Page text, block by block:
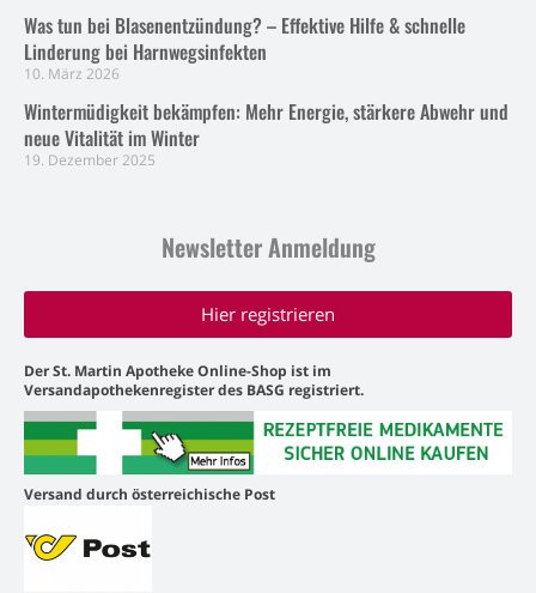
Was tun bei Blasenentzündung? – Effektive Hilfe & schnelle
Linderung bei Harnwegsinfekten
10. März 2026
Wintermüdigkeit bekämpfen: Mehr Energie, stärkere Abwehr und
neue Vitalität im Winter
19. Dezember 2025
Newsletter Anmeldung
Hier registrieren
Der St. Martin Apotheke Online-Shop ist im
Versandapothekenregister des BASG registriert.
Versand durch österreichische Post